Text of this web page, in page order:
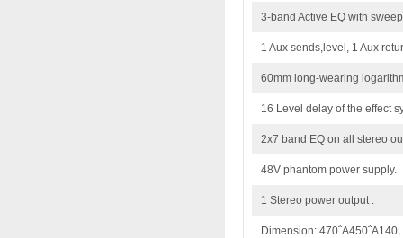
3-band Active EQ with
1 Aux sends,level, 1 Aux
60mm long-wearing
16 Level delay of the effect
2x7 band EQ on all stereo
48V phantom power supply.
1 Stereo power output .
Dimension: